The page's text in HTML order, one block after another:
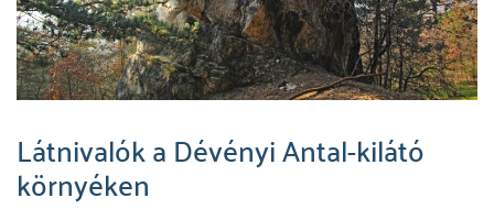
Látnivalók a Dévényi Antal-kilátó
környéken